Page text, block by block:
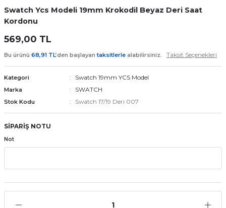
ÇEŞİTLERİ
Pili
Kordonu
saat kordonu
Kordonları
Swatch Ycs Modeli 19mm Krokodil Beyaz Deri Saat
Kordonu
569,00 TL
Bu ürünü 68,91 TL’den başlayantaksitlerle alabilirsiniz. Taksit Seçenekleri
Kategori Swatch 19mm YCS Model
Marka SWATCH
Stok Kodu Swatch 17/19 Deri 007
SİPARİŞ NOTU
Not